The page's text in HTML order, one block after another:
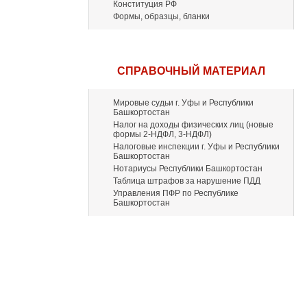
Конституция РФ
Формы, образцы, бланки
СПРАВОЧНЫЙ МАТЕРИАЛ
Мировые судьи г. Уфы и Республики
Башкортостан
Налог на доходы физических лиц (новые
формы 2-НДФЛ, 3-НДФЛ)
Налоговые инспекции г. Уфы и Республики
Башкортостан
Нотариусы Республики Башкортостан
Таблица штрафов за нарушение ПДД
Управления ПФР по Республике
Башкортостан